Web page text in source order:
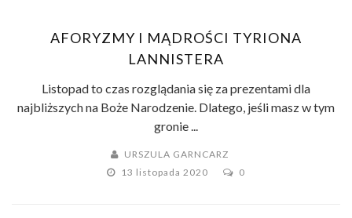
AFORYZMY I MĄDROŚCI TYRIONA
LANNISTERA
Listopad to czas rozglądania się za prezentami dla
najbliższych na Boże Narodzenie. Dlatego, jeśli masz w tym
gronie ...
URSZULA GARNCARZ
13 listopada 2020
0